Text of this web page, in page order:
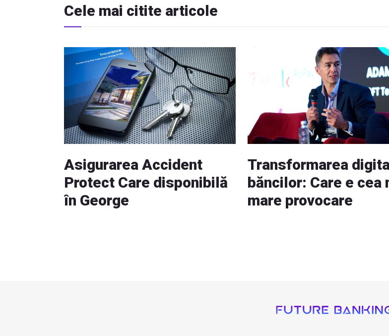
Cele mai citite articole
Asigurarea Accident
Protect Care disponibilă
în George
Transformarea
băncilor: Care e cea
mare provocare